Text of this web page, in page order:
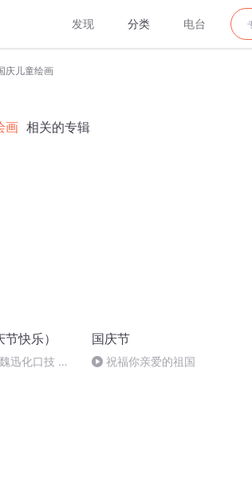
发现 分类 电台
庆儿童绘画
画 相关的专辑
快乐）
迅化口技 二
国庆节
祝福你亲爱的祖国